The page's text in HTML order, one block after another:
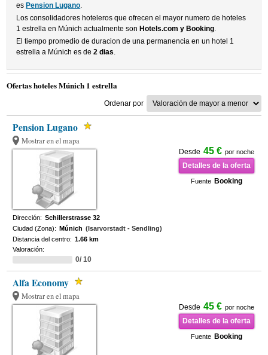
es Pension Lugano.
Los consolidadores hoteleros que ofrecen el mayor numero de hoteles
1 estrella en Múnich actualmente son Hotels.com y Booking.
El tiempo promedio de duracion de una permanencia en un hotel 1
estrella a Múnich es de2 dias.
Ofertas hoteles Múnich 1 estrella
Ordenar por
Pension Lugano
Mostrar en el mapa
Desde 45 € por noche
Detalles de la oferta
Fuente Booking
Dirección: Schillerstrasse 32
Ciudad (Zona): Múnich (Isarvorstadt - Sendling)
Distancia del centro: 1.66 km
Valoración:
0/ 10
Alfa Economy
Mostrar en el mapa
Desde 45 € por noche
Detalles de la oferta
Fuente Booking